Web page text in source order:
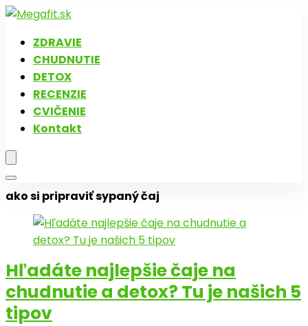
ZDRAVIE
CHUDNUTIE
DETOX
RECENZIE
CVIČENIE
Kontakt
ako si pripraviť sypaný čaj
Hľadáte najlepšie čaje na
chudnutie a detox? Tu je našich 5
tipov